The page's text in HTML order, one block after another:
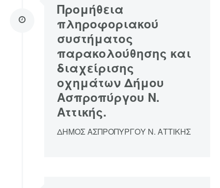
Προμήθεια
πληροφοριακού
συστήματος
παρακολούθησης και
διαχείρισης
οχημάτων Δήμου
Ασπροπύργου Ν.
Αττικής.
ΔΗΜΟΣ ΑΣΠΡΟΠΥΡΓΟΥ Ν. ΑΤΤΙΚΗΣ